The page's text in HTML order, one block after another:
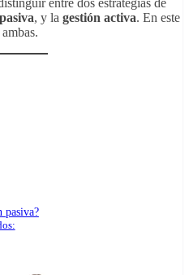
, y la gestión activa. En este
pasiva?